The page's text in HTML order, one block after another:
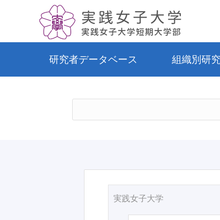
研究者データベース 組織別研
実践女子大学